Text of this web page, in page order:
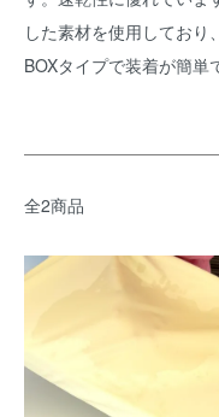
した素材を使用しており
BOXタイプで装着が簡単
全2商品